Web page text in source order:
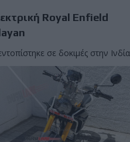
Royal Enfield
σε δοκιμές στην Ινδία